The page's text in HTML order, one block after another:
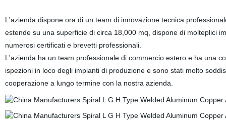
L'azienda dispone ora di un team di innovazione tecnica
estende su una superficie di circa 18,000 mq, dispone di molteplici
numerosi certificati e brevetti professionali.
L'azienda ha un team professionale di commercio estero e ha una
ispezioni in loco degli impianti di produzione e sono stati molto
cooperazione a lungo termine con la nostra azienda.